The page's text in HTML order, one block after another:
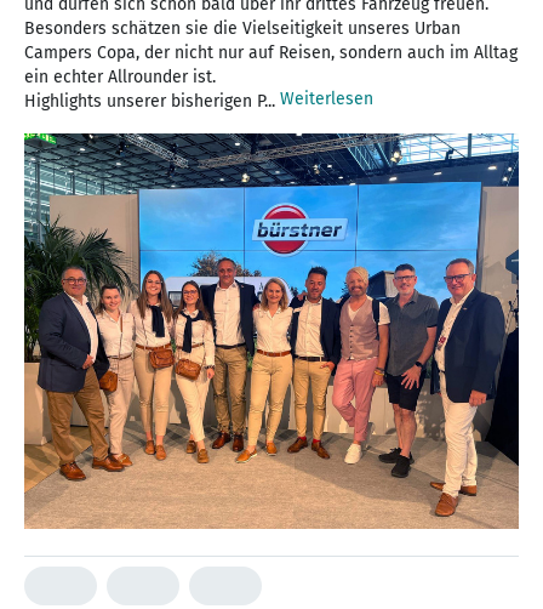
Besonders schätzen sie die Vielseitigkeit unseres Urban
Campers Copa, der nicht nur auf Reisen, sondern auch im Alltag
ein echter Allrounder ist.
Highlights unserer bisherigen P... Weiterlesen